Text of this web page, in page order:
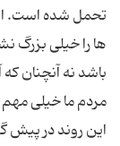
تحمل شده است.
ها را خیلی بزرگ
باشد نه آنچنان
مردم ما خیلی مهم
این روند در پیش